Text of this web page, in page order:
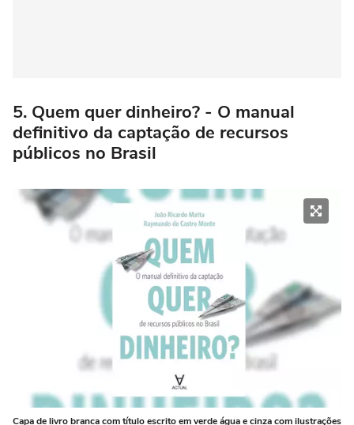
5. Quem quer dinheiro? - O manual
definitivo da captação de recursos
públicos no Brasil
Capa de livro branca com título escrito em verde água e cinza com ilustrações